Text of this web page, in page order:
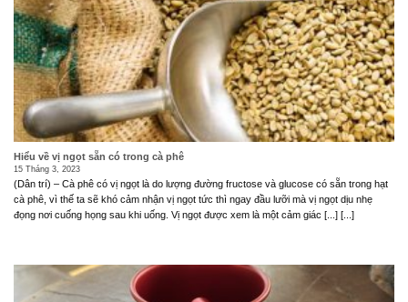
Hiểu về vị ngọt sẵn có trong cà phê
15 Tháng 3, 2023
(Dân trí) – Cà phê có vị ngọt là do lượng đường fructose và glucose có sẵn trong hạt
cà phê, vì thế ta sẽ khó cảm nhận vị ngọt tức thì ngay đầu lưỡi mà vị ngọt dịu nhẹ
đọng nơi cuống họng sau khi uống. Vị ngọt được xem là một cảm giác [...] [...]